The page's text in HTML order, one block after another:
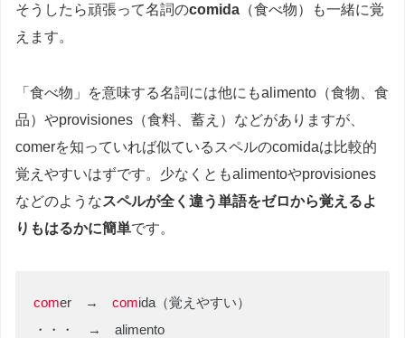
そうしたら頑張って名詞のcomida （食べ物）も一緒に覚
えます。
「食べ物」を意味する名詞には他にもalimento（食物、食
品）やprovisiones（食料、蓄え）などがありますが、
comerを知っていれば似ているスペルのcomidaは比較的
覚えやすいはずです。少なくともalimentoやprovisiones
などのようなスペルが全く違う単語をゼロから覚えるよ
りもはるかに簡単です。
comer → comida（覚えやすい）
・・・ → alimento